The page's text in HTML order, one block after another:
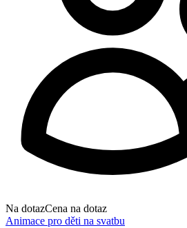
Na dotazCena na dotaz
Animace pro děti na svatbu